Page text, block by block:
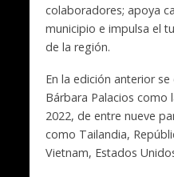
colaboradores; apoya
municipio e impulsa el
de la región.
En la edición anterior
Bárbara Palacios como
2022, de entre nueve
como Tailandia,
Vietnam, Estados